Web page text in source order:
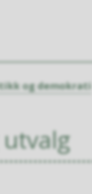
og demokrati